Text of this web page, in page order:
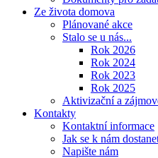
Ze života domova
Plánované akce
Stalo se u nás...
Rok 2026
Rok 2024
Rok 2023
Rok 2025
Aktivizační a
Kontakty
Kontaktní informace
Jak se k nám
Napište nám